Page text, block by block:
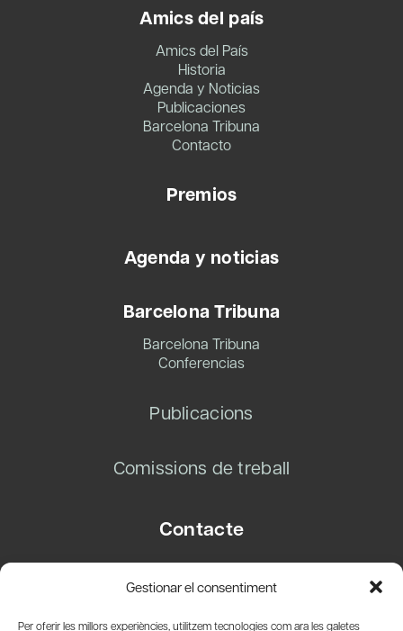
Gestionar el consentiment
Per oferir les millors experiències, utilitzem tecnologies com ara les galetes
Amics del país
Amics del País
Historia
Agenda y Noticias
Publicaciones
Barcelona Tribuna
Contacto
Premios
Agenda y noticias
Barcelona Tribuna
Barcelona Tribuna
Conferencias
Publicacions
Comissions de treball
Contacte
08003 Barcelona